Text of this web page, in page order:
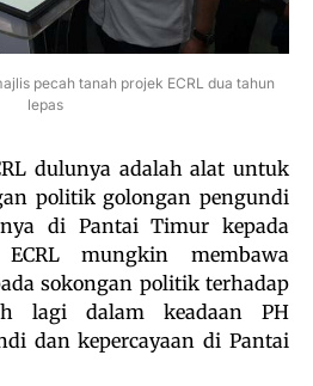
pecah tanah projek ECRL dua tahun
lepas
dulunya adalah alat untuk
politik golongan pengundi
di Pantai Timur kepada
mungkin membawa
sokongan politik terhadap
lagi dalam keadaan PH
dan kepercayaan di Pantai